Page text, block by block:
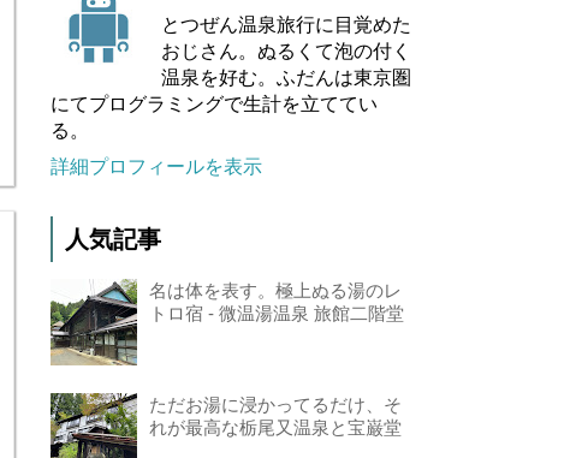
とつぜん温泉旅行に目覚めた
おじさん。ぬるくて泡の付く
温泉を好む。ふだんは東京圏
にてプログラミングで生計を立ててい
る。
詳細プロフィールを表示
人気記事
名は体を表す。極上ぬる湯のレ
トロ宿 - 微温湯温泉 旅館二階堂
ただお湯に浸かってるだけ、そ
れが最高な栃尾又温泉と宝巌堂